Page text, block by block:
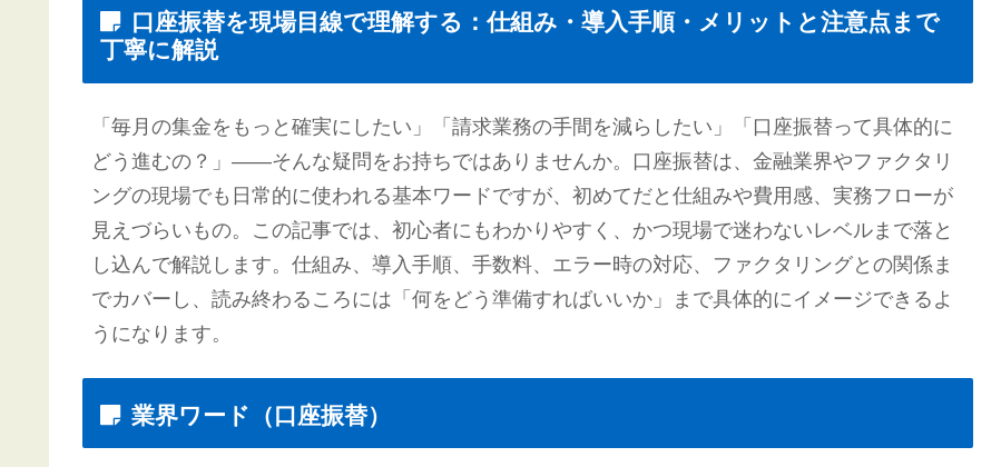
口座振替を現場目線で理解する：仕組み・導入手順・メリットと注意点まで
丁寧に解説
「毎月の集金をもっと確実にしたい」「請求業務の手間を減らしたい」「口座振替って具体的に
どう進むの？」——そんな疑問をお持ちではありませんか。口座振替は、金融業界やファクタリ
ングの現場でも日常的に使われる基本ワードですが、初めてだと仕組みや費用感、実務フローが
見えづらいもの。この記事では、初心者にもわかりやすく、かつ現場で迷わないレベルまで落と
し込んで解説します。仕組み、導入手順、手数料、エラー時の対応、ファクタリングとの関係ま
でカバーし、読み終わるころには「何をどう準備すればいいか」まで具体的にイメージできるよ
うになります。
業界ワード（口座振替）